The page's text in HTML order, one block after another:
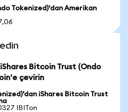
Tokenized)'dan Amerikan
Bitcoin Trust (Ondo
çevirin
iShares Bitcoin Trust
IBITon